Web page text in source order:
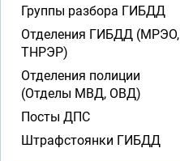
Группы разбора ГИБДД
Отделения ГИБДД (МРЭО,
ТНРЭР)
Отделения полиции
(Отделы МВД, ОВД)
Посты ДПС
Штрафстоянки ГИБДД